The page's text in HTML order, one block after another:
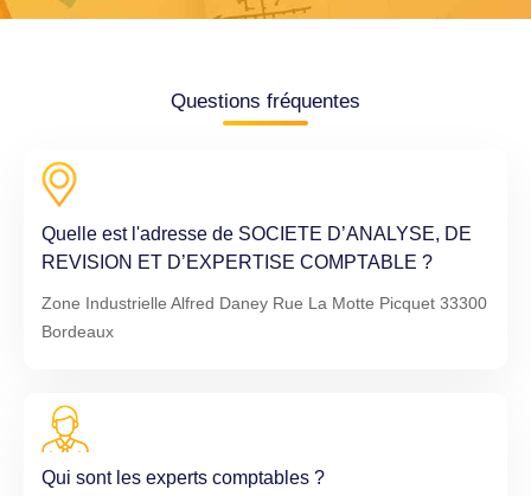
Questions fréquentes
Quelle est l'adresse de SOCIETE D’ANALYSE, DE
REVISION ET D’EXPERTISE COMPTABLE ?
Zone Industrielle Alfred Daney Rue La Motte Picquet 33300
Bordeaux
Qui sont les experts comptables ?